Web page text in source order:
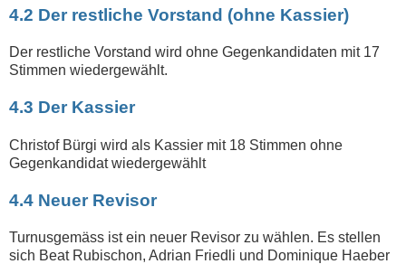
4.2 Der restliche Vorstand (ohne Kassier)
Der restliche Vorstand wird ohne Gegenkandidaten mit 17
Stimmen wiedergewählt.
4.3 Der Kassier
Christof Bürgi wird als Kassier mit 18 Stimmen ohne
Gegenkandidat wiedergewählt
4.4 Neuer Revisor
Turnusgemäss ist ein neuer Revisor zu wählen. Es stellen
sich Beat Rubischon, Adrian Friedli und Dominique Haeber